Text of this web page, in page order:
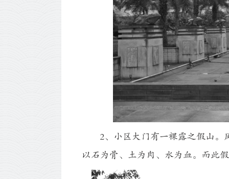
2、小区大门有一裸露之假山。
以石为骨、土为肉、水为血。而此